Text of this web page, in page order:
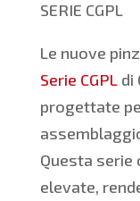
SERIE CGPL
Le nuove
Serie CGPLdi
progettate
Questa
elevate,